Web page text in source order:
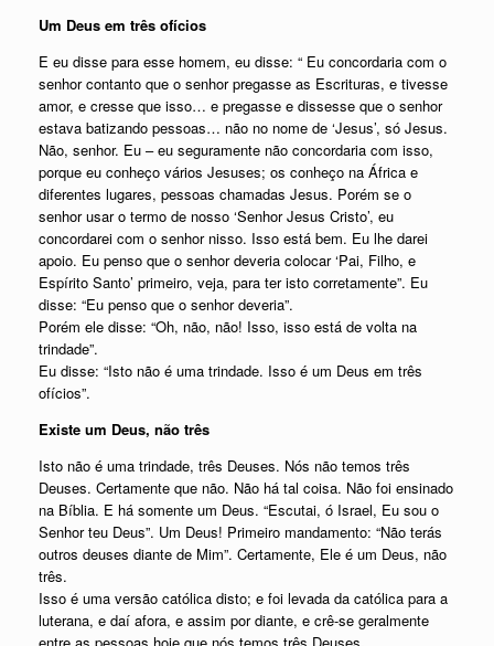
Um Deus em três ofícios
E eu disse para esse homem, eu disse: “ Eu concordaria com o
senhor contanto que o senhor pregasse as Escrituras, e tivesse
amor, e cresse que isso… e pregasse e dissesse que o senhor
estava batizando pessoas… não no nome de ‘Jesus’, só Jesus.
Não, senhor. Eu – eu seguramente não concordaria com isso,
porque eu conheço vários Jesuses; os conheço na África e
diferentes lugares, pessoas chamadas Jesus. Porém se o
senhor usar o termo de nosso ‘Senhor Jesus Cristo’, eu
concordarei com o senhor nisso. Isso está bem. Eu lhe darei
apoio. Eu penso que o senhor deveria colocar ‘Pai, Filho, e
Espírito Santo’ primeiro, veja, para ter isto corretamente”. Eu
disse: “Eu penso que o senhor deveria”.
Porém ele disse: “Oh, não, não! Isso, isso está de volta na
trindade”.
Eu disse: “Isto não é uma trindade. Isso é um Deus em três
ofícios”.
Existe um Deus, não três
Isto não é uma trindade, três Deuses. Nós não temos três
Deuses. Certamente que não. Não há tal coisa. Não foi ensinado
na Bíblia. E há somente um Deus. “Escutai, ó Israel, Eu sou o
Senhor teu Deus”. Um Deus! Primeiro mandamento: “Não terás
outros deuses diante de Mim”. Certamente, Ele é um Deus, não
três.
Isso é uma versão católica disto; e foi levada da católica para a
luterana, e daí afora, e assim por diante, e crê-se geralmente
entre as pessoas hoje que nós temos três Deuses.